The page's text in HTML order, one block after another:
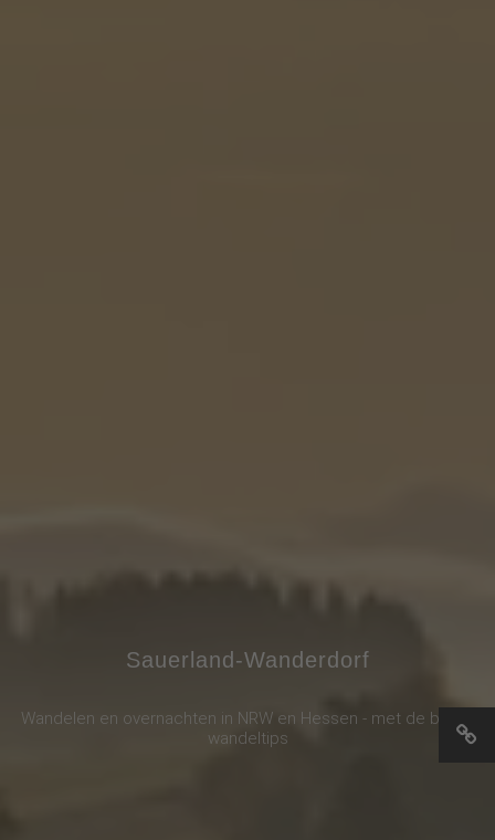
Sauerland-Wanderdorf
Wandelen en overnachten in NRW en Hessen - met de beste
wandeltips